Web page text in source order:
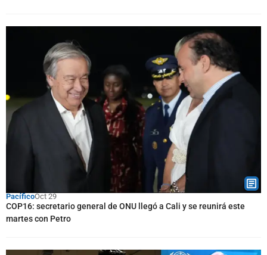
PacíficoOct 29
COP16: secretario general de ONU llegó a Cali y se reunirá este
martes con Petro